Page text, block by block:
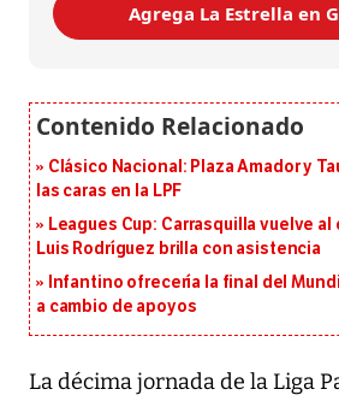
Agrega La Estrella en
Clásico Nacional: Plaza Amador y
las caras en la LPF
Leagues Cup: Carrasquilla vuelve
Luis Rodríguez brilla con asistencia
Infantino ofrecería la final del
a cambio de apoyos
La décima jornada de la Liga